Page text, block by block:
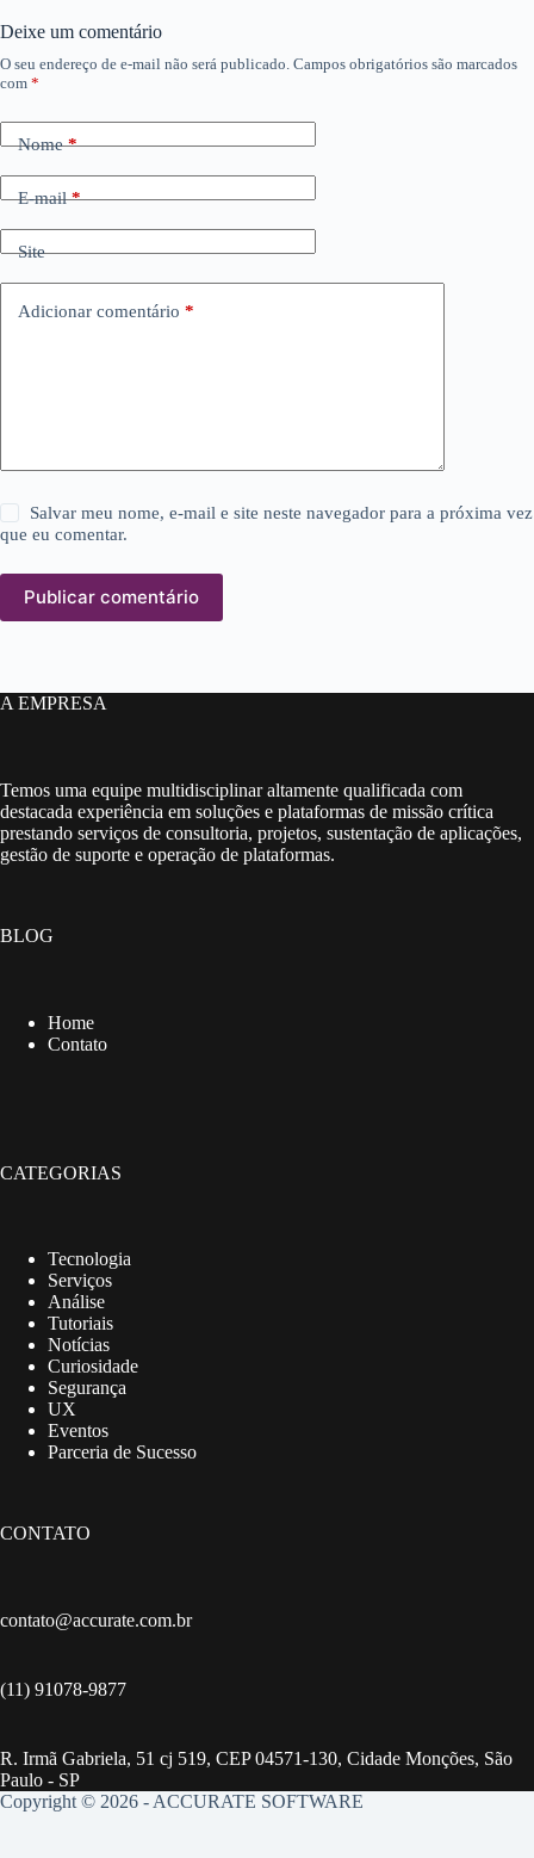
Deixe um comentário
O seu endereço de e-mail não será publicado. Campos obrigatórios são marcados
com *
Nome*
E-mail*
Site
Adicionar comentário *
Salvar meu nome, e-mail e site neste navegador para a próxima vez
que eu comentar.
Publicar comentário
A EMPRESA
Temos uma equipe multidisciplinar altamente qualificada com
destacada experiência em soluções e plataformas de missão crítica
prestando serviços de consultoria, projetos, sustentação de aplicações,
gestão de suporte e operação de plataformas.
BLOG
Home
Contato
CATEGORIAS
Tecnologia
Serviços
Análise
Tutoriais
Notícias
Curiosidade
Segurança
UX
Eventos
Parceria de Sucesso
CONTATO
contato@accurate.com.br
(11) 91078-9877
R. Irmã Gabriela, 51 cj 519, CEP 04571-130, Cidade Monções, São
Paulo - SP
Copyright © 2026 - ACCURATE SOFTWARE